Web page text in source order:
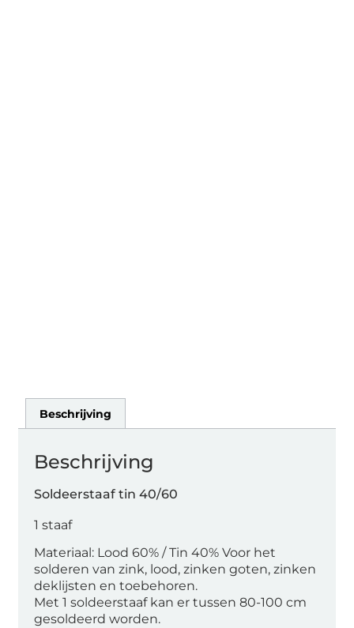
Beschrijving
Beschrijving
Soldeerstaaf tin 40/60
1 staaf
Materiaal: Lood 60% / Tin 40% Voor het
solderen van zink, lood, zinken goten, zinken
deklijsten en toebehoren.
Met 1 soldeerstaaf kan er tussen 80-100 cm
gesoldeerd worden.